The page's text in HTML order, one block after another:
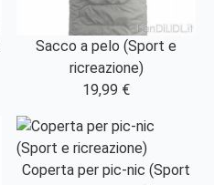
Sacco a pelo (Sport e
ricreazione)
19,99 €
Coperta per pic-nic (Sport